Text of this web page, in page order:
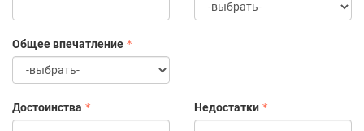
Общее впечатление
Достоинства Недостатки